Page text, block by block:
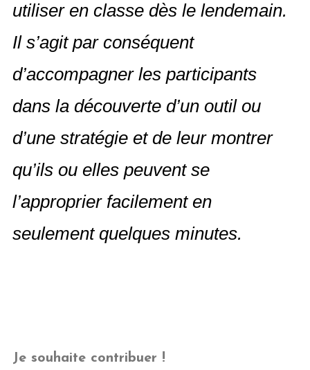
utiliser en classe dès le lendemain.
Il s’agit par conséquent
d’accompagner les participants
dans la découverte d’un outil ou
d’une stratégie et de leur montrer
qu’ils ou elles peuvent se
l’approprier facilement en
seulement quelques minutes.
Je souhaite contribuer !